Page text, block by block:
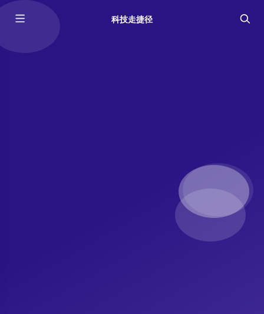
科技走捷径